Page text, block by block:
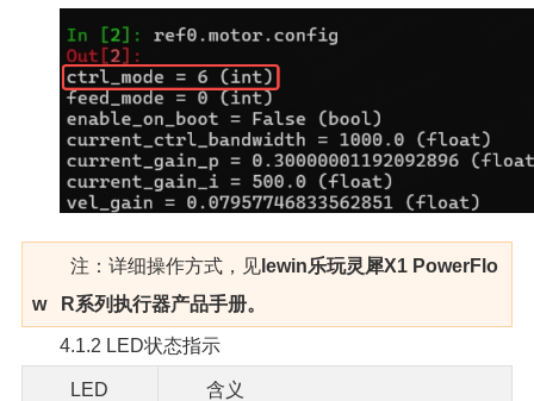
注：详细操作方式，见lewin乐玩灵犀X1 PowerFlo
w R系列执行器产品手册。
4.1.2 LED状态指示
LED 含义